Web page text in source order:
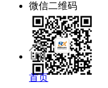
微信二维码
首页